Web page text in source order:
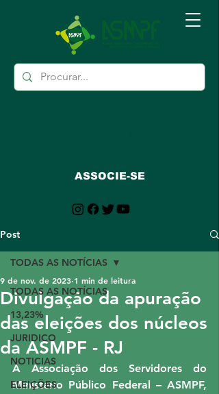
ASSOCIE-SE
Post
TODAS AS NOTÍCIAS
13,23%
JURIDICO
NOTICIAS
ELEIÇÕES
TODAS AS NOTÍCIAS
Divulgação da apuração
das eleições dos núcleos
da ASMPF - RJ
9 de nov. de 2023 1 min de leitura
A Associação dos Servidores do
Ministério Público Federal – ASMPF,